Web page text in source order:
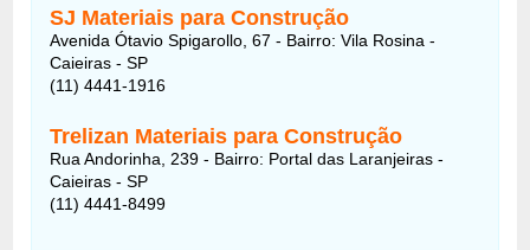
SJ Materiais para Construção
Avenida Ótavio Spigarollo, 67 - Bairro: Vila Rosina -
Caieiras - SP
(11) 4441-1916
Trelizan Materiais para Construção
Rua Andorinha, 239 - Bairro: Portal das Laranjeiras -
Caieiras - SP
(11) 4441-8499